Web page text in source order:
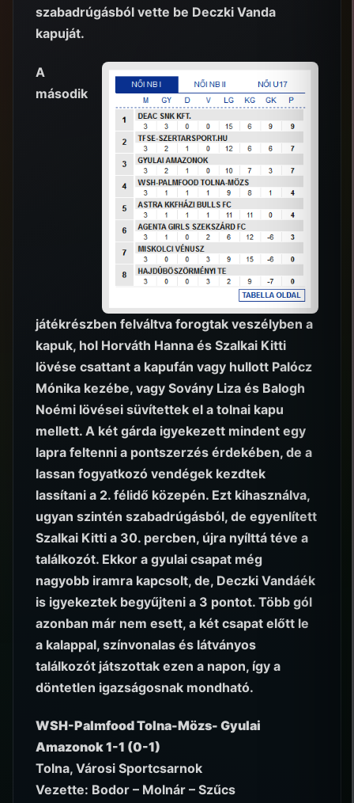
szabadrúgásból vette be Deczki Vanda
kapuját.
A
második
játékrészben felváltva forogtak veszélyben a
kapuk, hol Horváth Hanna és Szalkai Kitti
lövése csattant a kapufán vagy hullott Palócz
Mónika kezébe, vagy Sovány Liza és Balogh
Noémi lövései süvítettek el a tolnai kapu
mellett. A két gárda igyekezett mindent egy
lapra feltenni a pontszerzés érdekében, de a
lassan fogyatkozó vendégek kezdtek
lassítani a 2. félidő közepén. Ezt kihasználva,
ugyan szintén szabadrúgásból, de egyenlített
Szalkai Kitti a 30. percben, újra nyílttá téve a
találkozót. Ekkor a gyulai csapat még
nagyobb iramra kapcsolt, de, Deczki Vandáék
is igyekeztek begyűjteni a 3 pontot. Több gól
azonban már nem esett, a két csapat előtt le
a kalappal, színvonalas és látványos
találkozót játszottak ezen a napon, így a
döntetlen igazságosnak mondható.
WSH-Palmfood Tolna-Mözs- Gyulai
Amazonok 1-1 (0-1)
Tolna, Városi Sportcsarnok
Vezette: Bodor – Molnár – Szűcs